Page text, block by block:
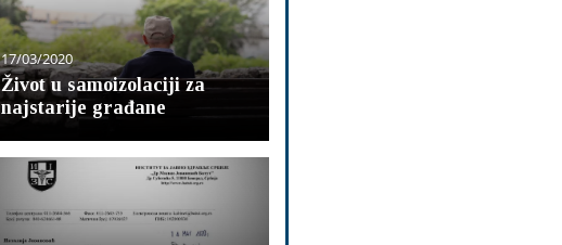
17/03/2020
Život u samoizolaciji za
najstarije građane